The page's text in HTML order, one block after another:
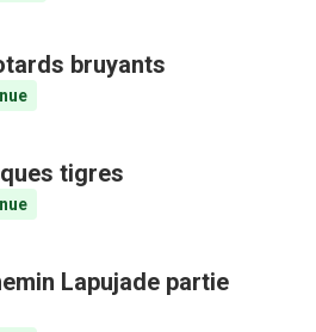
bruyants
tigres
Lapujade partie